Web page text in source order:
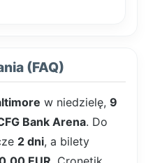
(FAQ)
w niedzielę, 9
Bank Arena. Do
2 dni, a bilety